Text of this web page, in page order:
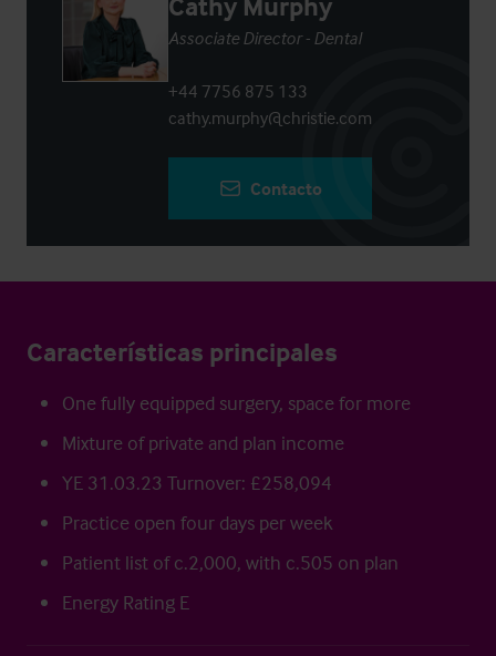
Associate Director - Dental
+44 7756 875 133
cathy.murphy@christie.com
Contacto
Características principales
One fully equipped surgery, space for more
Mixture of private and plan income
YE 31.03.23 Turnover: £258,094
Practice open four days per week
Patient list of c.2,000, with c.505 on plan
Energy Rating E